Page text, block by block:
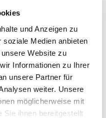
und Anzeigen zu
soziale Medien anbieten
Website zu
Informationen zu Ihrer
unsere Partner für
weiter. Unsere
möglicherweise mit
Sie ihnen bereitgestellt
damit wir planen
melden Sie sich bei
/ 88 82 13, Mail:
halle.de